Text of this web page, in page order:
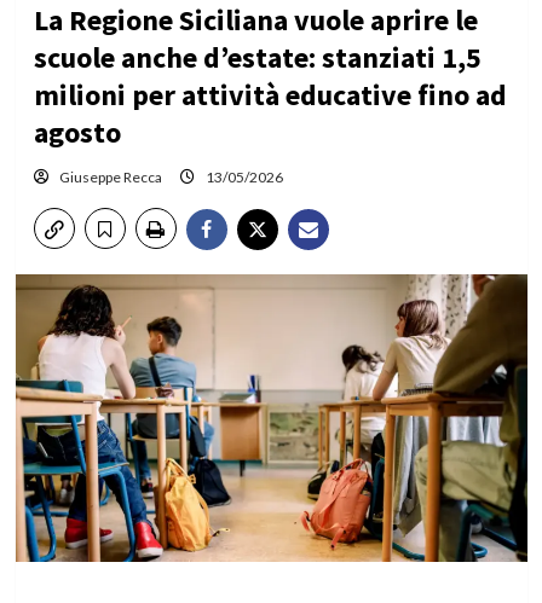
La Regione Siciliana vuole aprire le
scuole anche d’estate: stanziati 1,5
milioni per attività educative fino ad
agosto
Giuseppe Recca 13/05/2026